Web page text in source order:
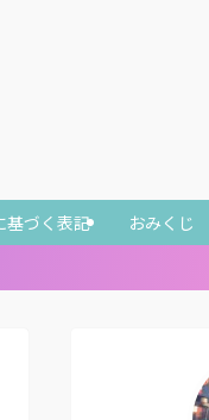
基づく表記 おみくじ